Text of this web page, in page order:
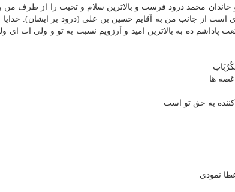
خاندان محمد درود فرست و بالاترین سلام و تحیت را از طرف من
است از جانب من به آقایم حسین بن علی (درود بر ایشان). خدایا
پاداشم ده به بالاترین امید و آرزویم نسبت به تو و ولی ات ای
ها
کننده به حق تو است
نمودی